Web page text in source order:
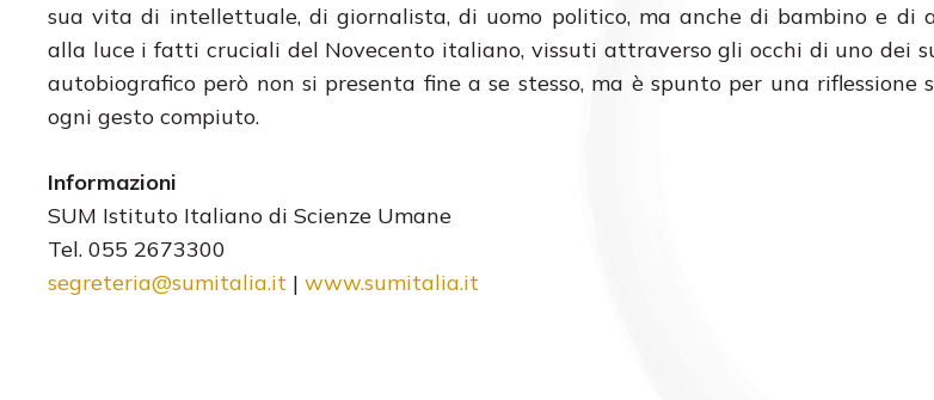
sua vita di intellettuale, di giornalista, di uomo politico, ma anche di bambino e di
alla luce i fatti cruciali del Novecento italiano, vissuti attraverso gli occhi di uno dei
autobiografico però non si presenta fine a se stesso, ma è spunto per una
ogni gesto compiuto.
Informazioni
SUM Istituto Italiano di Scienze Umane
Tel. 055 2673300
segreteria@sumitalia.it | www.sumitalia.it